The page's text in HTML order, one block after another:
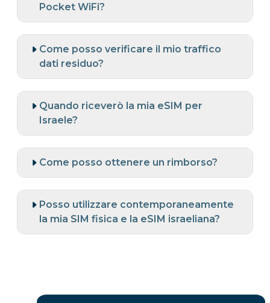
Pocket WiFi?
Come posso verificare il mio traffico
dati residuo?
Quando riceverò la mia eSIM per
Israele?
Come posso ottenere un rimborso?
Posso utilizzare contemporaneamente
la mia SIM fisica e la eSIM israeliana?